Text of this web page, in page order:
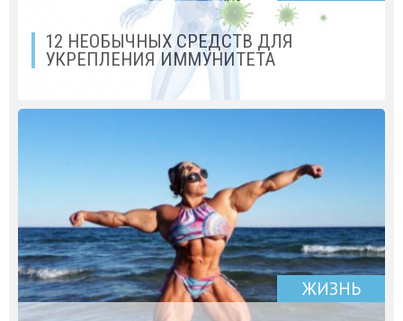
12 НЕОБЫЧНЫХ СРЕДСТВ ДЛЯ
УКРЕПЛЕНИЯ ИММУНИТЕТА
ЖИЗНЬ